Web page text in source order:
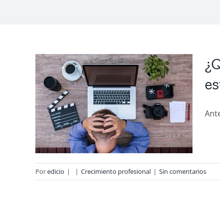
Poredicio | | Crecimiento profesional | Sin comentarios